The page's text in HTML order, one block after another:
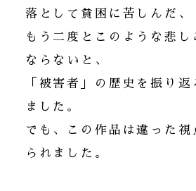
落として貧困に苦しんだ、
もう二度とこのような悲し
ならないと、
「被害者」の歴史を振り返
ました。
でも、この作品は違った視
られました。